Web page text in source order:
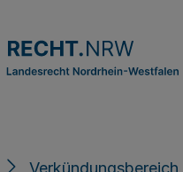
Verkündungsbereich